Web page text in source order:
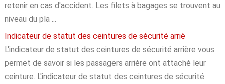
retenir en cas d'accident. Les filets à bagages se trouvent au
niveau du pla ...
Indicateur de statut des ceintures de sécurité arriè
L'indicateur de statut des ceintures de sécurité arrière vous
permet de savoir si les passagers arrière ont attaché leur
ceinture. L'indicateur de statut des ceintures de sécurité